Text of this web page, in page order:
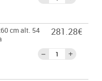
cm alt. 54
281.28€